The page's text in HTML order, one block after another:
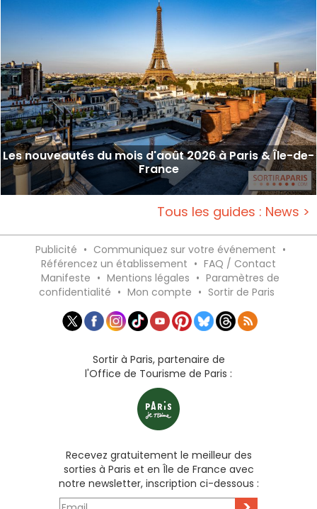
Les nouveautés du mois d'août 2026 à Paris & Île-de-
France
Tous les guides : News >
Publicité • Communiquez sur votre événement •
Référencez un établissement • FAQ / Contact
Manifeste • Mentions légales • Paramètres de
confidentialité • Mon compte • Sortir de Paris
Sortir à Paris, partenaire de
l'Office de Tourisme de Paris :
Recevez gratuitement le meilleur des
sorties à Paris et en Île de France avec
notre newsletter, inscription ci-dessous :